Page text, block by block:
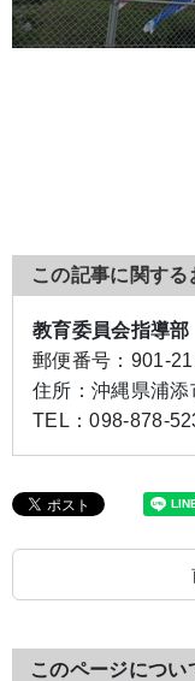
この記事に関する
教育委員会指導
郵便番号： 901-
住所： 沖縄県浦
TEL：098-878-
このページにつ